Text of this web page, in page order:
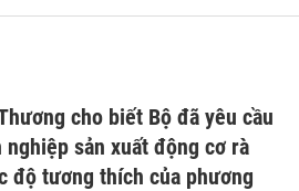
cho biết Bộ đã yêu cầu
nghiệp sản xuất động cơ rà
độ tương thích của phương